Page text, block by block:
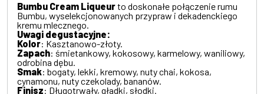
Bumbu Cream Liqueurto doskonałe połączenie rumu
Bumbu, wyselekcjonowanych przypraw i dekadenckiego
kremu mlecznego.
Uwagi degustacyjne:
Kolor: Kasztanowo-złoty.
Zapach: śmietankowy, kokosowy, karmelowy, waniliowy,
odrobina dębu.
Smak: bogaty, lekki, kremowy, nuty chai, kokosa,
cynamonu, nuty czekolady, bananów.
Finisz: Długotrwały, gładki, słodki.